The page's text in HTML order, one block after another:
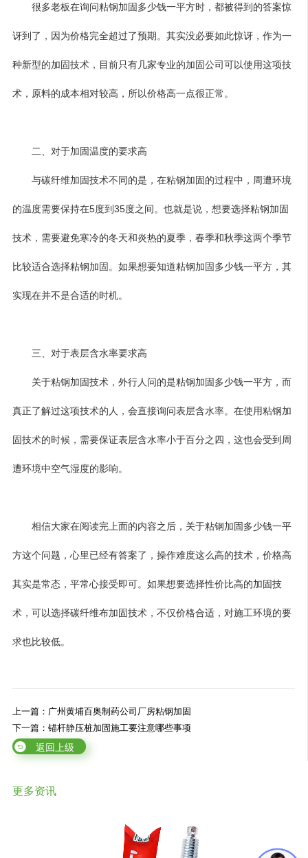
很多老板在询问粘钢加固多少钱一平方时，都被得到的答案惊
讶到了，因为价格完全超过了预期。其实没必要如此惊讶，作为一
种新型的加固技术，目前只有几家专业的加固公司可以使用这项技
术，原料的成本相对较高，所以价格高一点很正常。
二、对于加固温度的要求高
与碳纤维加固技术不同的是，在粘钢加固的过程中，周遭环境
的温度需要保持在5度到35度之间。也就是说，想要选择粘钢加固
技术，需要避免寒冷的冬天和炎热的夏季，春季和秋季这两个季节
比较适合选择粘钢加固。如果想要知道粘钢加固多少钱一平方，其
实现在并不是合适的时机。
三、对于表层含水率要求高
关于粘钢加固技术，外行人问的是粘钢加固多少钱一平方，而
真正了解过这项技术的人，会直接询问表层含水率。在使用粘钢加
固技术的时候，需要保证表层含水率小于百分之四，这也会受到周
遭环境中空气湿度的影响。
相信大家在阅读完上面的内容之后，关于粘钢加固多少钱一平
方这个问题，心里已经有答案了，操作难度这么高的技术，价格高
其实是常态，平常心接受即可。如果想要选择性价比高的加固技
术，可以选择碳纤维布加固技术，不仅价格合适，对施工环境的要
求也比较低。
上一篇：广州黄埔百奥制药公司厂房粘钢加固
下一篇：锚杆静压桩加固施工要注意哪些事项
返回上级
更多资讯